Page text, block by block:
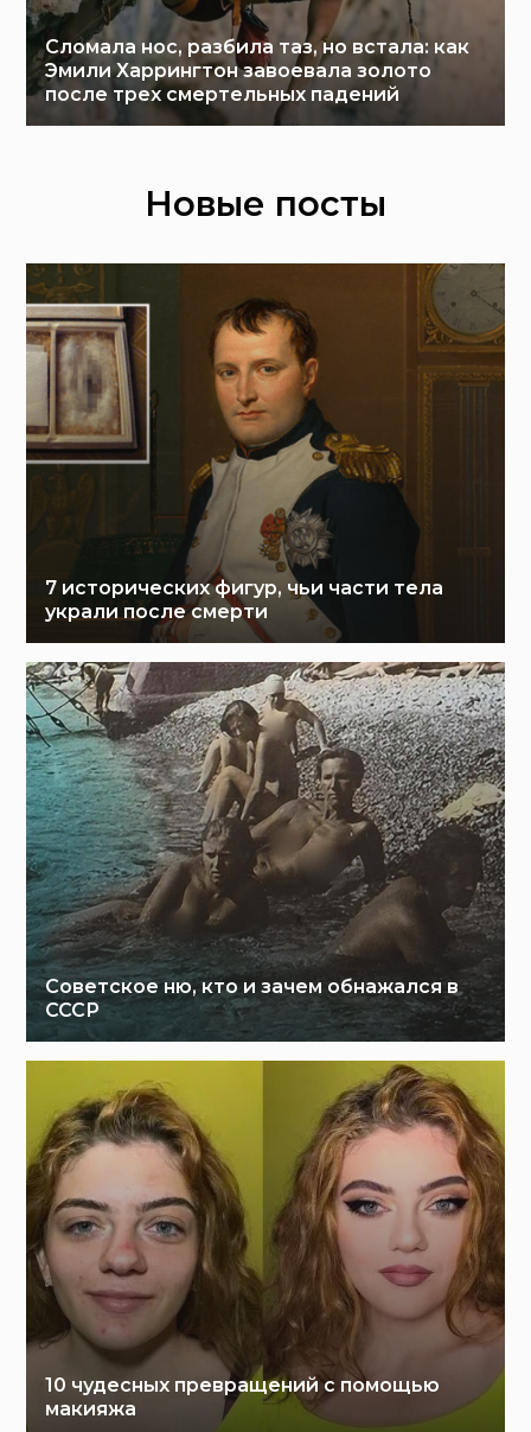
Сломала нос, разбила таз, но встала: как
Эмили Харрингтон завоевала золото
после трех смертельных падений
Новые посты
7 исторических фигур, чьи части тела
украли после смерти
Советское ню, кто и зачем обнажался в
СССР
10 чудесных превращений с помощью
макияжа